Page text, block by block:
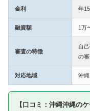
金利 年
融資額 1万
審査の特徴
自
の
対応地域 沖
【口コミ：沖縄沖縄の